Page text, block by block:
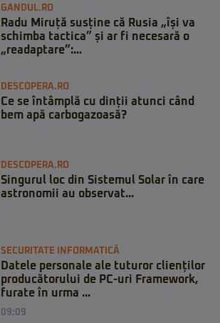
GANDUL.RO
Radu Miruță susține că Rusia „își va
schimba tactica” și ar fi necesară o
„readaptare”:...
DESCOPERA.RO
Ce se întâmplă cu dinții atunci când
bem apă carbogazoasă?
DESCOPERA.RO
Singurul loc din Sistemul Solar în care
astronomii au observat...
SECURITATE INFORMATICĂ
Datele personale ale tuturor clienților
producătorului de PC-uri Framework,
furate în urma ...
09:09